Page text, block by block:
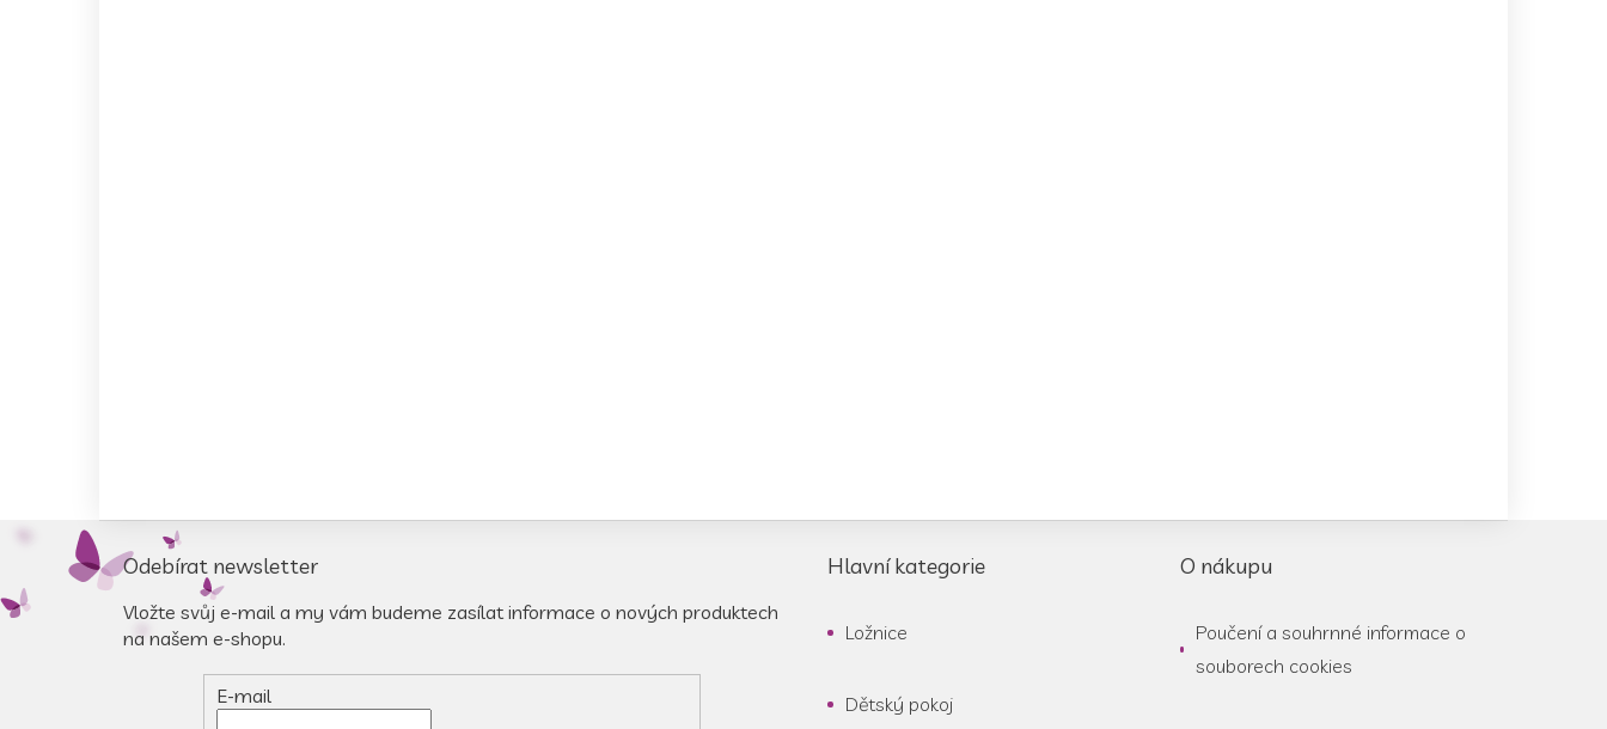
a
Odebírat newsletter
Vložte svůj e-mail a my vám budeme zasílat informace o nových produktech
na našem e-shopu.
E-mail
Hlavní kategorie
Ložnice
Dětský pokoj
O nákupu
Poučení a souhrnné informace o
souborech cookies